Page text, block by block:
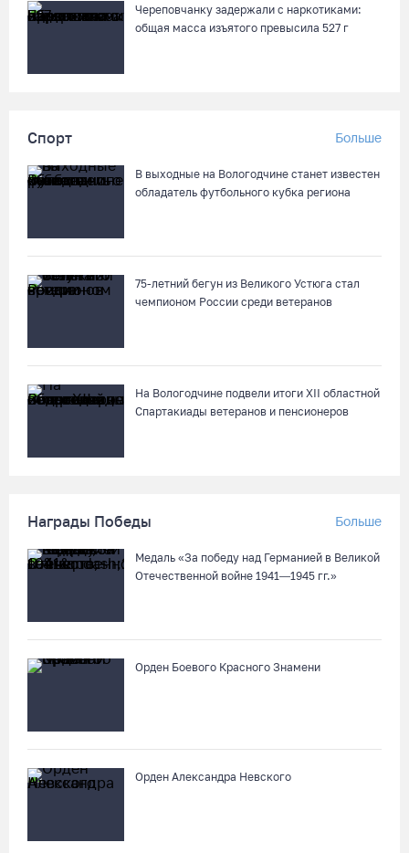
Череповчанку задержали с наркотиками:
общая масса изъятого превысила 527 г
Спорт Больше
В выходные на Вологодчине станет известен
обладатель футбольного кубка региона
75-летний бегун из Великого Устюга стал
чемпионом России среди ветеранов
На Вологодчине подвели итоги XII областной
Спартакиады ветеранов и пенсионеров
Награды Победы Больше
Медаль «За победу над Германией в Великой
Отечественной войне 1941—1945 гг.»
Орден Боевого Красного Знамени
Орден Александра Невского